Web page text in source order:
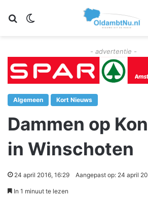
Zoeken
- advertentie -
Algemeen Kort Nieuws
Dammen op
in Winschoten
24 april 2016, 16:29 Aangepast op: 24 april
In 1 minuut te lezen